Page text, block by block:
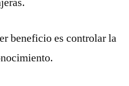
beneficio es controlar la